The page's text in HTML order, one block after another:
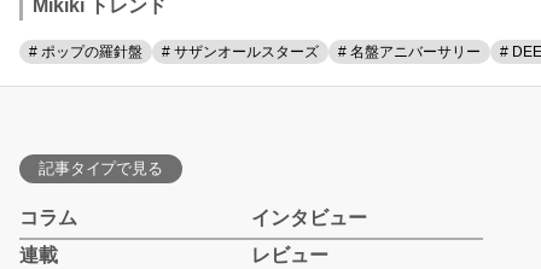
Mikiki トレンド
# ポップの羅針盤 # サザンオールスターズ # 名盤アニバーサリー #
記事タイプで見る
コラム
インタビュー
連載
レビュー